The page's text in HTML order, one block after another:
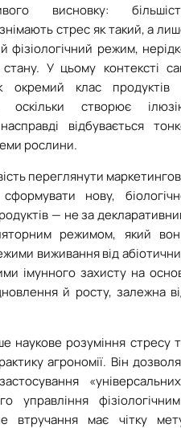
висновку:
стрес як такий, а
режим,
стану. У цьому контексті
окремий клас продуктів
оскільки створює
відбувається
рослини.
переглянути
нову,
— не за
режимом, який
виживання від
імунного захисту на
й росту, залежна
наукове розуміння стресу
агрономії. Він
управління
втручання має чітку